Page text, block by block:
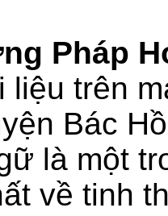
Pháp
liệu trên
Bác
là một
về tinh